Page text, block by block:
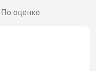
По оценке